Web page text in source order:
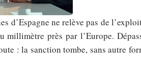
d’Espagne ne relève pas de
millimètre près par l’Europe.
: la sanction tombe, sans autre